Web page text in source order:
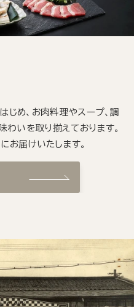
め、お肉料理やスープ、調
わいを取り揃えております。
お届けいたします。